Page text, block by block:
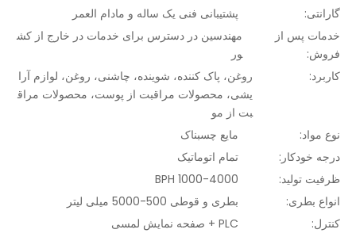
گارانتی:
پشتیبانی فنی یک ساله و مادام العمر
خدمات پس از
فروش:
مهندسین در دسترس برای خدمات در خارج از کش
ور
کاربرد:
روغن، پاک کننده، شوینده، چاشنی، روغن، لوازم آرا
یشی، محصولات مراقبت از پوست، محصولات مراق
بت از مو
نوع مواد:
مایع چسبناک
درجه خودکار:
تمام اتوماتیک
ظرفیت تولید:
1000-4000 BPH
انواع بطری:
بطری و قوطی 500-5000 میلی لیتر
کنترل:
PLC + صفحه نمایش لمسی